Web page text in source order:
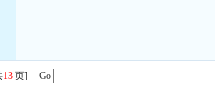
13 页] Go